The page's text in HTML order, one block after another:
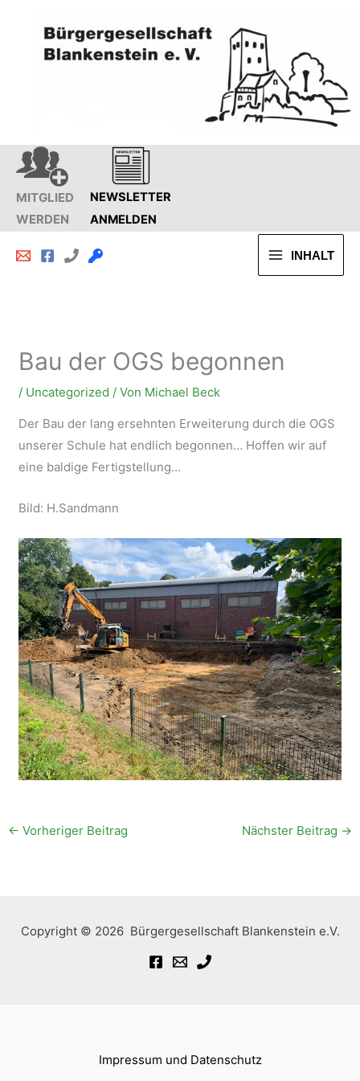
springen
MITGLIED
WERDEN
NEWSLETTER
ANMELDEN
INHALT
Bau der OGS begonnen
/ Uncategorized / Von Michael Beck
Der Bau der lang ersehnten Erweiterung durch die OGS
unserer Schule hat endlich begonnen… Hoffen wir auf
eine baldige Fertigstellung…
Bild: H.Sandmann
← Vorheriger Beitrag Nächster Beitrag →
Copyright © 2026 Bürgergesellschaft Blankenstein e.V.
Impressum und Datenschutz